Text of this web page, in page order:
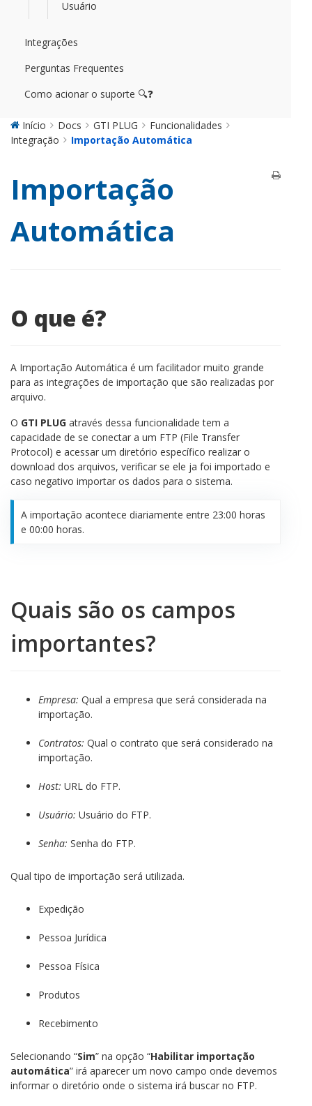
Usuário
Integrações
Perguntas Frequentes
Como acionar o suporte 🔍❓
Início Docs GTI PLUG
Funcionalidades
Integração
Importação Automática
Importação
Automática
O que é?
A Importação Automática é um facilitador muito grande
para as integrações de importação que são realizadas por
arquivo.
O GTI PLUG através dessa funcionalidade tem a
capacidade de se conectar a um FTP (File Transfer
Protocol) e acessar um diretório específico realizar o
download dos arquivos, verificar se ele ja foi importado e
caso negativo importar os dados para o sistema.
A importação acontece diariamente entre 23:00 horas
e 00:00 horas.
Quais são os campos
importantes?
Empresa: Qual a empresa que será considerada na
importação.
Contratos: Qual o contrato que será considerado na
importação.
Host: URL do FTP.
Usuário: Usuário do FTP.
Senha: Senha do FTP.
Qual tipo de importação será utilizada.
Expedição
Pessoa Jurídica
Pessoa Física
Produtos
Recebimento
Selecionando “Sim” na opção “Habilitar importação
automática” irá aparecer um novo campo onde devemos
informar o diretório onde o sistema irá buscar no FTP.